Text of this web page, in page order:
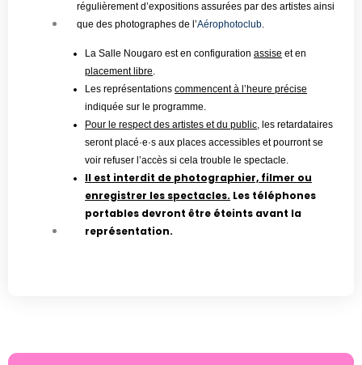
régulièrement d’expositions assurées par des artistes ainsi
que des photographes de l’Aérophotoclub.
La Salle Nougaro est en configurationassise et en
placement libre.
Les représentationscommencent à l’heure précise
indiquée sur le programme.
Pour le respect des artistes et du public, les retardataires
seront placé·e·s aux places accessibles et pourront se
voir refuser l’accès si cela trouble le spectacle.
Il est interdit de photographier, filmer ou
enregistrer les spectacles. Les téléphones
portables devront être éteints avant la
représentation.